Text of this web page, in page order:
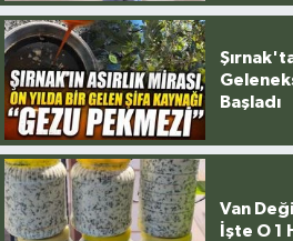
Başladı
Van
İşte O 1